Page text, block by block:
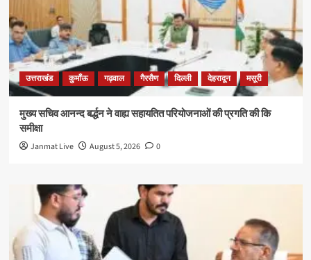
उत्तराखंड कुमाँऊ गढ़वाल गैरसैण दिल्ली देहरादून मसूरी
मुख्य सचिव आनन्द बर्द्धन ने वाह्य सहायतित परियोजनाओं की प्रगति की कि
समीक्षा
Janmat Live August 5, 2026 0